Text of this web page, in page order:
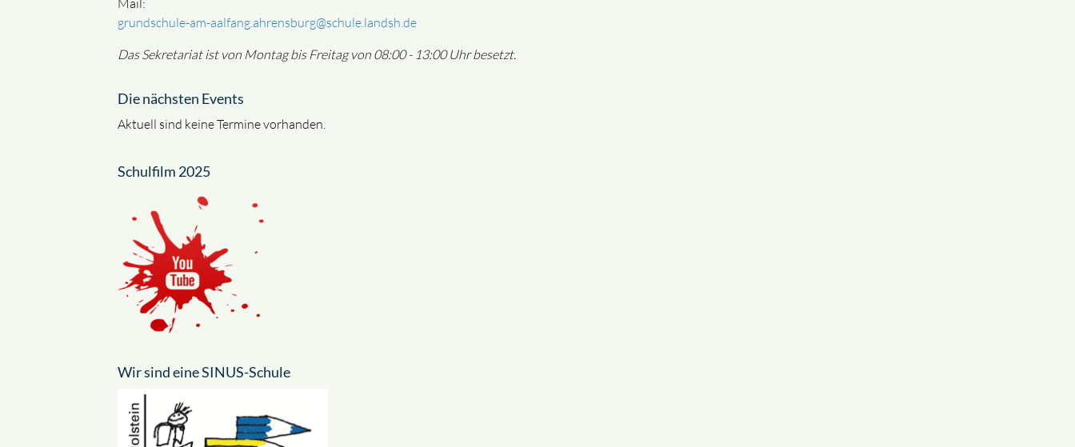
Mail:
grundschule-am-aalfang.ahrensburg@schule.landsh.de
Das Sekretariat ist von Montag bis Freitag von 08:00 - 13:00 Uhr besetzt.
Die nächsten Events
Aktuell sind keine Termine vorhanden.
Schulfilm 2025
Wir sind eine SINUS-Schule